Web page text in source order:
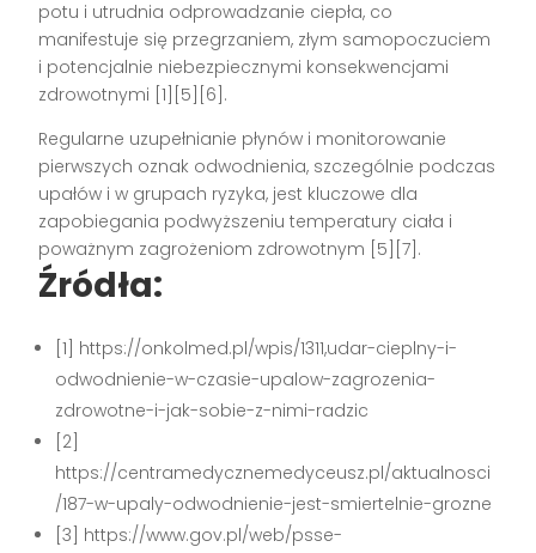
potu i utrudnia odprowadzanie ciepła, co
manifestuje się przegrzaniem, złym samopoczuciem
i potencjalnie niebezpiecznymi konsekwencjami
zdrowotnymi [1][5][6] .
Regularne uzupełnianie płynów i monitorowanie
pierwszych oznak odwodnienia, szczególnie podczas
upałów i w grupach ryzyka, jest kluczowe dla
zapobiegania podwyższeniu temperatury ciała i
poważnym zagrożeniom zdrowotnym [5][7] .
Źródła:
[1] https://onkolmed.pl/wpis/1311,udar-cieplny-i-
odwodnienie-w-czasie-upalow-zagrozenia-
zdrowotne-i-jak-sobie-z-nimi-radzic
[2]
https://centramedycznemedyceusz.pl/aktualnosci
/187-w-upaly-odwodnienie-jest-smiertelnie-grozne
[3] https://www.gov.pl/web/psse-